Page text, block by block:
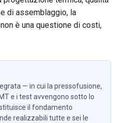
di assemblaggio, la
è una questione di costi,
— in cui la pressofusione,
e i test avvengono sotto lo
il fondamento
realizzabili tutte e sei le